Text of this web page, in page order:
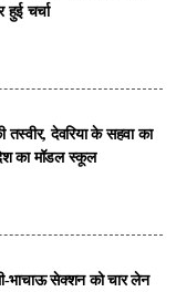
चर्चा
तस्वीर, देवरिया के सहवा का
का मॉडल स्कूल
भाचाऊ सेक्शन को चार लेन